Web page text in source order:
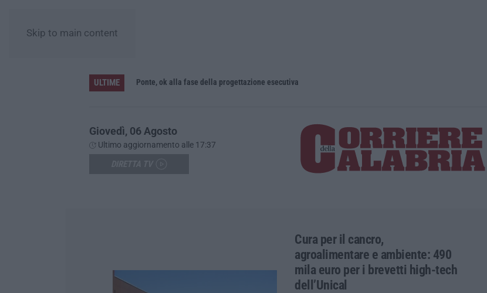
Skip to main content
ULTIME
L’Orchestra Filarmonica della Calabria protagonista su Rai Due. Il 9 Agosto in onda “La Notte del Mare” Ponte, ok alla fase della progettazione esecutiva
Giovedì, 06 Agosto
Ultimo aggiornamento alle 17:37
Cura per il cancro,
agroalimentare e ambiente: 490
mila euro per i brevetti high-tech
dell’Unical